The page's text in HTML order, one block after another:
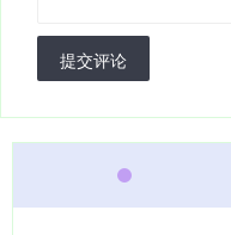
提交评论